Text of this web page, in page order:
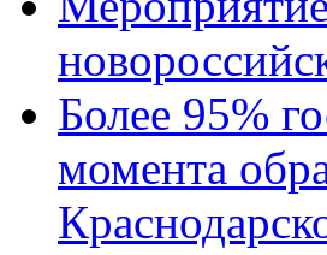
Более 95%
момента